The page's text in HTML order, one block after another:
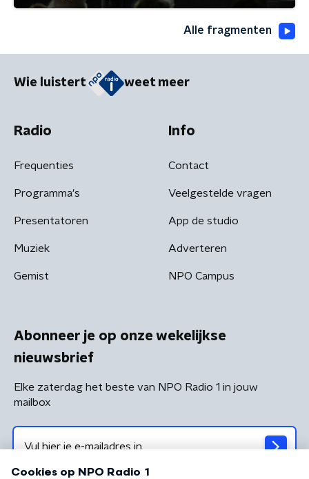
Alle fragmenten
Wie luistert weet meer
Radio
Frequenties
Programma's
Presentatoren
Muziek
Gemist
Info
Contact
Veelgestelde vragen
App de studio
Adverteren
NPO Campus
Abonneer je op onze wekelijkse
nieuwsbrief
Elke zaterdag het beste van NPO Radio 1 in jouw
mailbox